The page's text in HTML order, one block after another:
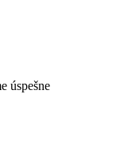
úspešne